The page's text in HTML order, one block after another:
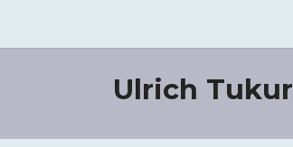
Ulrich Tukur